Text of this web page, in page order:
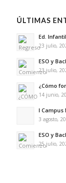
ÚLTIMAS
Ed.
23 julio,
ESO y
23 julio,
¿Cómo
14 junio,
I Campus
3 agosto,
ESO y
25 julio,